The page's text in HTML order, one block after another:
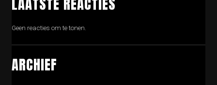
Geen reacties om te tonen.
ARCHIEF